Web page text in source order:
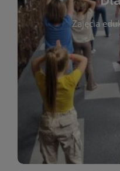
Zajęcia
To miejsce
czytelnikach i
informacje o
plastycznych i
dzieci. Biblioteka
opowiadań i lektur